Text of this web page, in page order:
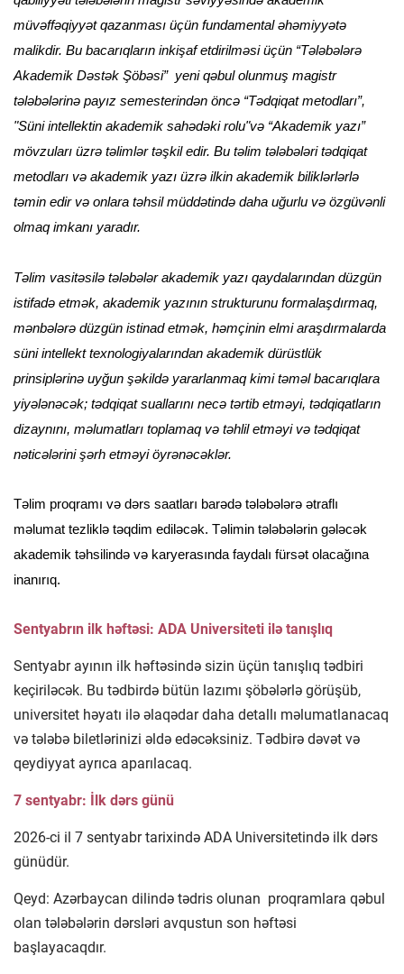
müvəffəqiyyət qazanması üçün fundamental əhəmiyyətə
malikdir. Bu bacarıqların inkişaf etdirilməsi üçün “Tələbələrə
Akademik Dəstək Şöbəsi” yeni qəbul olunmuş magistr
tələbələrinə payız semesterindən öncə “Tədqiqat metodları”,
"Süni intellektin akademik sahədəki rolu"və “Akademik yazı”
mövzuları üzrə təlimlər təşkil edir. Bu təlim tələbələri tədqiqat
metodları və akademik yazı üzrə ilkin akademik biliklərlərlə
təmin edir və onlara təhsil müddətində daha uğurlu və özgüvənli
olmaq imkanı yaradır.
Təlim vasitəsilə tələbələr akademik yazı qaydalarından düzgün
istifadə etmək, akademik yazının strukturunu formalaşdırmaq,
mənbələrə düzgün istinad etmək, həmçinin elmi araşdırmalarda
süni intellekt texnologiyalarından akademik dürüstlük
prinsiplərinə uyğun şəkildə yararlanmaq kimi təməl bacarıqlara
yiyələnəcək; tədqiqat suallarını necə tərtib etməyi, tədqiqatların
dizaynını, məlumatları toplamaq və təhlil etməyi və tədqiqat
nəticələrini şərh etməyi öyrənəcəklər.
Təlim proqramı və dərs saatları barədə tələbələrə ətraflı
məlumat tezliklə təqdim ediləcək. Təlimin tələbələrin gələcək
akademik təhsilində və karyerasında faydalı fürsət olacağına
inanırıq.
Sentyabrın ilk həftəsi: ADA Universiteti ilə tanışlıq
Sentyabr ayının ilk həftəsində sizin üçün tanışlıq tədbiri
keçiriləcək. Bu tədbirdə bütün lazımı şöbələrlə görüşüb,
universitet həyatı ilə əlaqədar daha detallı məlumatlanacaq
və tələbə biletlərinizi əldə edəcəksiniz. Tədbirə dəvət və
qeydiyyat ayrıca aparılacaq.
7 sentyabr: İlk dərs günü
2026-ci il 7 sentyabr tarixində ADA Universitetində ilk dərs
günüdür.
Qeyd: Azərbaycan dilində tədris olunan proqramlara qəbul
olan tələbələrin dərsləri avqustun son həftəsi
başlayacaqdır.